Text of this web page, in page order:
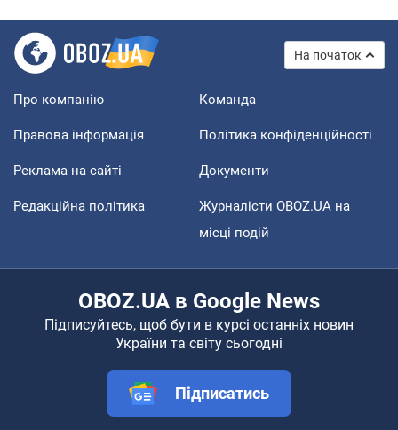
На початок
Про компанію Команда
Правова інформація Політика конфіденційності
Реклама на сайті Документи
Редакційна політика
Журналісти OBOZ.UA на
місці подій
OBOZ.UA в Google News
Підписуйтесь, щоб бути в курсі останніх новин
України та світу сьогодні
Підписатись